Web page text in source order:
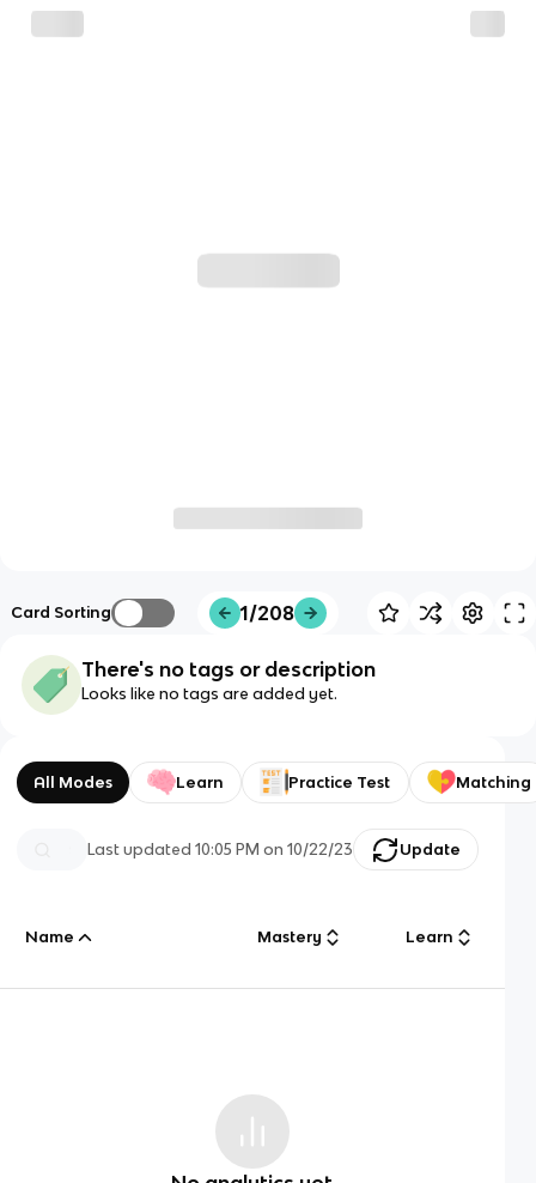
Card Sorting 1/208
There's no tags or description
Looks like no tags are added yet.
All Modes Learn Practice Test Matching
Last updated10:05 PM on 10/22/23 Update
Name Mastery Learn